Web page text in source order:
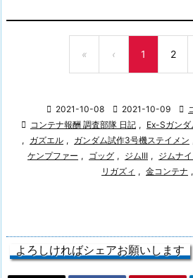
« ‹ 1 2
 2021-10-08  2021-10-09 
 コンテナ報酬 調査部隊 日記 , Ex-Sガンダ
,
ガズエル , ガンダム試作3号機ステイメン
ケンプファー , ゴッグ , ジムIII , ジムナ
リガズィ , 金コンテナ ,
よろしければシェアお願いします